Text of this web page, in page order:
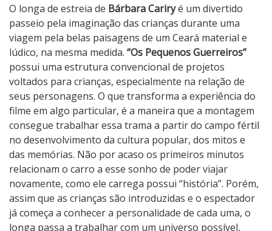
O
s
P
e
q
u
e
n
o
s
G
u
e
r
r
e
O longa de estreia de Bárbara Cariryé um divertido
passeio pela imaginação das crianças durante uma
viagem pela belas paisagens de um Ceará material e
lúdico, na mesma medida. “Os Pequenos Guerreiros”
possui uma estrutura convencional de projetos
voltados para crianças, especialmente na relação de
seus personagens. O que transforma a experiência do
filme em algo particular, é a maneira que a montagem
consegue trabalhar essa trama a partir do campo fértil
no desenvolvimento da cultura popular, dos mitos e
das memórias. Não por acaso os primeiros minutos
relacionam o carro a esse sonho de poder viajar
novamente, como ele carrega possui “história”. Porém,
assim que as crianças são introduzidas e o espectador
já começa a conhecer a personalidade de cada uma, o
longa passa a trabalhar com um universo possível,